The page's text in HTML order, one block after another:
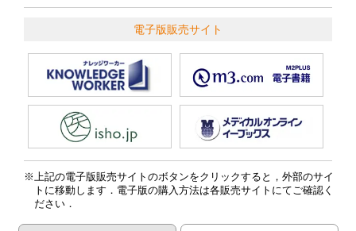
電子版販売サイト
上記の電子版販売サイトのボタンをクリックすると，外部のサイ
トに移動します．電子版の購入方法は各販売サイトにてご確認く
ださい．